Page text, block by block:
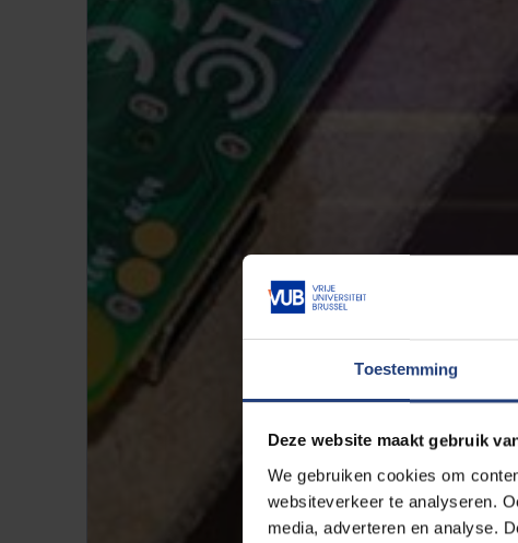
Toestemming
Deze website maakt gebruik
We gebruiken cookies om
websiteverkeer te analyseren.
media, adverteren en analyse.